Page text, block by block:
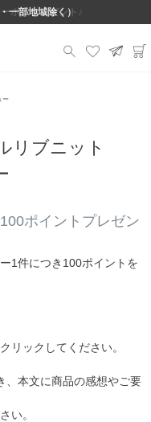
ポンプレゼント♪
一部地域除く）
ー
リブニット
ポイントプレゼン
1件につき100ポイントを
リックしてください。
、本文に商品の感想やご要
い。